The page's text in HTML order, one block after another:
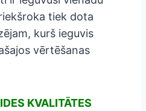
tiek dota
kurš ieguvis
vērtēšanas
KVALITĀTES